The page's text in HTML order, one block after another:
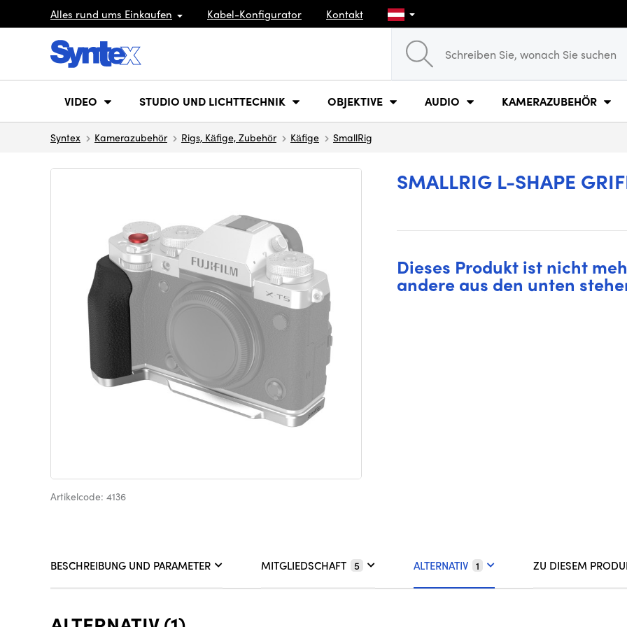
Alles rund ums Einkaufen Kabel-Konfigurator Kontakt
VIDEO STUDIO UND LICHTTECHNIK OBJEKTIVE AUDIO KAMERAZUBEHÖR
Syntex Kamerazubehör Rigs, Käfige, Zubehör Käfige SmallRig
SMALLRIG L-SHAPE
Artikelcode: 4136
Dieses Produkt ist nicht
andere aus den unten
BESCHREIBUNG UND PARAMETER MITGLIEDSCHAFT 5 ALTERNATIV 1 ZU DIESEM